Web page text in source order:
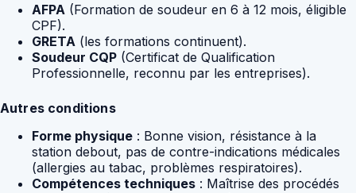
AFPA (Formation de soudeur en 6 à 12 mois, éligible
CPF).
GRETA (les formations continuent).
Soudeur CQP (Certificat de Qualification
Professionnelle, reconnu par les entreprises).
Autres conditions
Forme physique : Bonne vision, résistance à la
station debout, pas de contre-indications médicales
(allergies au tabac, problèmes respiratoires).
Compétences techniques : Maîtrise des procédés